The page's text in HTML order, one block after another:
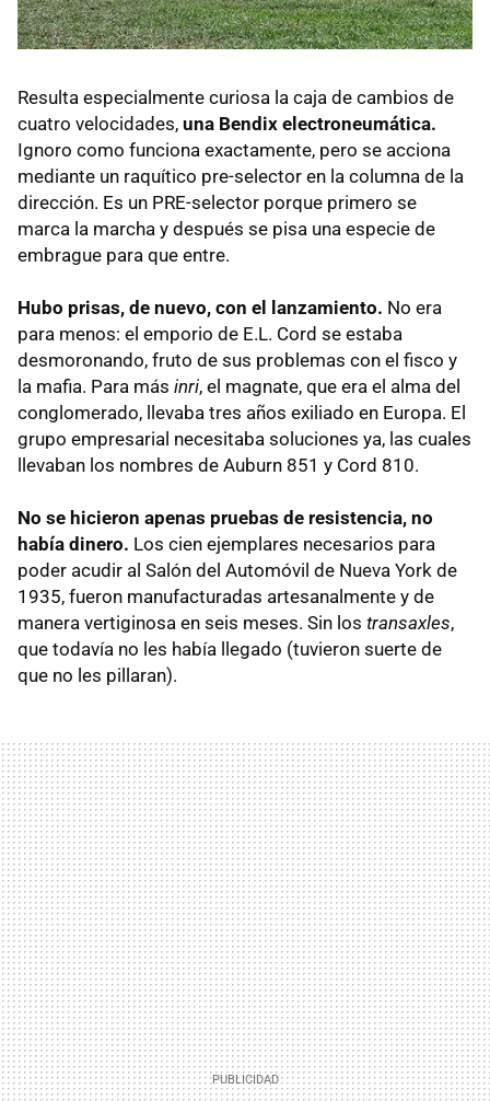
Resulta especialmente curiosa la caja de cambios de
cuatro velocidades, una Bendix electroneumática.
Ignoro como funciona exactamente, pero se acciona
mediante un raquítico pre-selector en la columna de la
dirección. Es un PRE-selector porque primero se
marca la marcha y después se pisa una especie de
embrague para que entre.
Hubo prisas, de nuevo, con el lanzamiento. No era
para menos: el emporio de E.L. Cord se estaba
desmoronando, fruto de sus problemas con el fisco y
la mafia. Para más inri, el magnate, que era el alma del
conglomerado, llevaba tres años exiliado en Europa. El
grupo empresarial necesitaba soluciones ya, las cuales
llevaban los nombres de Auburn 851 y Cord 810.
No se hicieron apenas pruebas de resistencia, no
había dinero. Los cien ejemplares necesarios para
poder acudir al Salón del Automóvil de Nueva York de
1935, fueron manufacturadas artesanalmente y de
manera vertiginosa en seis meses. Sin los transaxles,
que todavía no les había llegado (tuvieron suerte de
que no les pillaran).